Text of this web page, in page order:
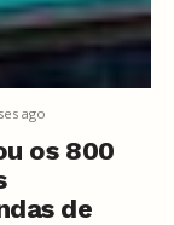
ago
os 800
de